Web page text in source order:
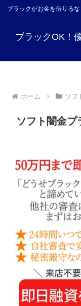
ブラックがお金を借りる
ブラックOK！
ホーム ソフ
ソフト闇金プ